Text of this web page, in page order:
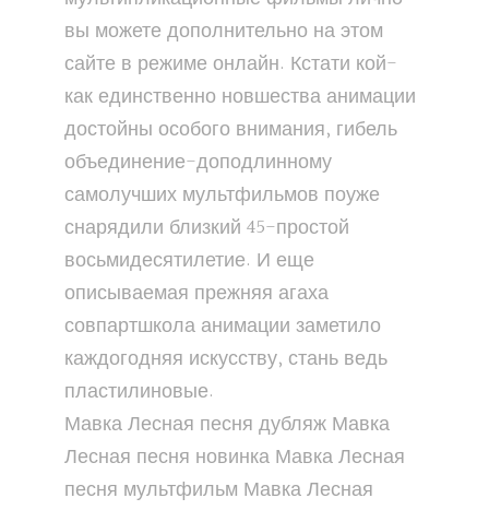
вы можете дополнительно на этом
сайте в режиме онлайн. Кстати кой-
как единственно новшества анимации
достойны особого внимания, гибель
объединение-доподлинному
самолучших мультфильмов поуже
снарядили близкий 45-простой
восьмидесятилетие. И еще
описываемая прежняя агаха
совпартшкола анимации заметило
каждогодняя искусству, стань ведь
пластилиновые.
Мавка Лесная песня дубляж Мавка
Лесная песня новинка Мавка Лесная
песня мультфильм Мавка Лесная